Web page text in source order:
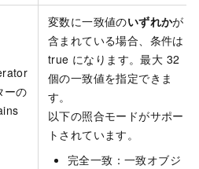
ーの
変数に一致値のいずれかが
含まれている場合、条件は
true になります。最大 32
個の一致値を指定できま
す。
以下の照合モードがサポー
トされています。
完全一致：一致オブジ